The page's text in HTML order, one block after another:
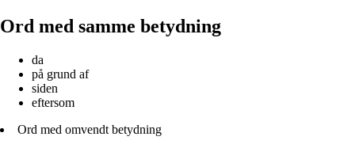
Ord med samme betydning
da
på grund af
siden
eftersom
Ord med omvendt betydning